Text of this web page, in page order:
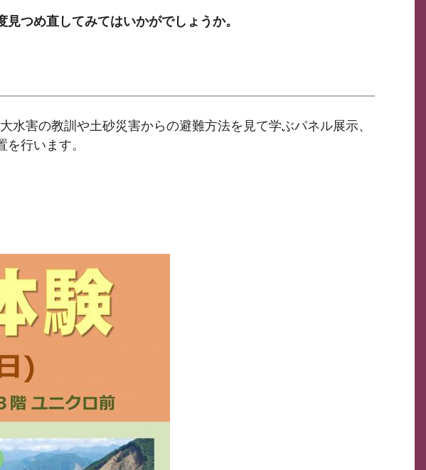
つめ直してみてはいかがでしょうか。
害の教訓や土砂災害からの避難方法を見て学ぶパネル展示、
行います。